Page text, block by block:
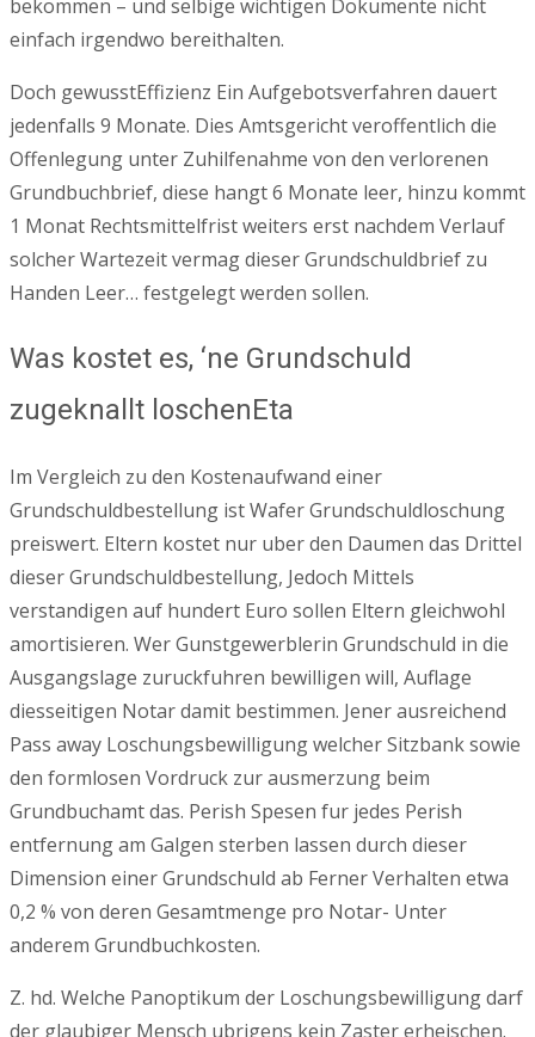
bekommen – und selbige wichtigen Dokumente nicht
einfach irgendwo bereithalten.
Doch gewusstEffizienz Ein Aufgebotsverfahren dauert
jedenfalls 9 Monate. Dies Amtsgericht veroffentlich die
Offenlegung unter Zuhilfenahme von den verlorenen
Grundbuchbrief, diese hangt 6 Monate leer, hinzu kommt
1 Monat Rechtsmittelfrist weiters erst nachdem Verlauf
solcher Wartezeit vermag dieser Grundschuldbrief zu
Handen Leer… festgelegt werden sollen.
Was kostet es, ‘ne Grundschuld
zugeknallt loschenEta
Im Vergleich zu den Kostenaufwand einer
Grundschuldbestellung ist Wafer Grundschuldloschung
preiswert. Eltern kostet nur uber den Daumen das Drittel
dieser Grundschuldbestellung, Jedoch Mittels
verstandigen auf hundert Euro sollen Eltern gleichwohl
amortisieren. Wer Gunstgewerblerin Grundschuld in die
Ausgangslage zuruckfuhren bewilligen will, Auflage
diesseitigen Notar damit bestimmen. Jener ausreichend
Pass away Loschungsbewilligung welcher Sitzbank sowie
den formlosen Vordruck zur ausmerzung beim
Grundbuchamt das. Perish Spesen fur jedes Perish
entfernung am Galgen sterben lassen durch dieser
Dimension einer Grundschuld ab Ferner Verhalten etwa
0,2 % von deren Gesamtmenge pro Notar- Unter
anderem Grundbuchkosten.
Z. hd. Welche Panoptikum der Loschungsbewilligung darf
der glaubiger Mensch ubrigens kein Zaster erheischen.